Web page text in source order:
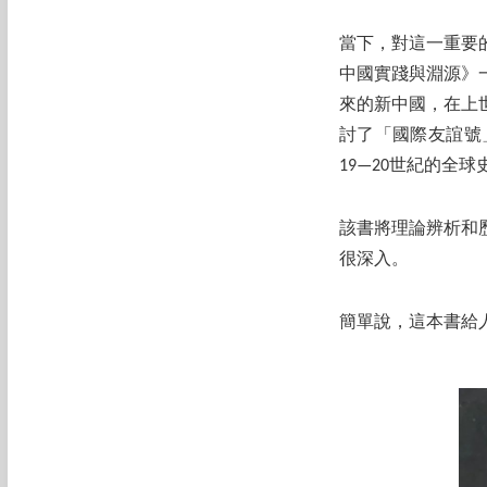
當下，對這一重要
中國實踐與淵源》
來的新中國，在上
討了「國際友誼
19—20世紀的全球
該書將理論辨析和
很深入。
簡單說，這本書給